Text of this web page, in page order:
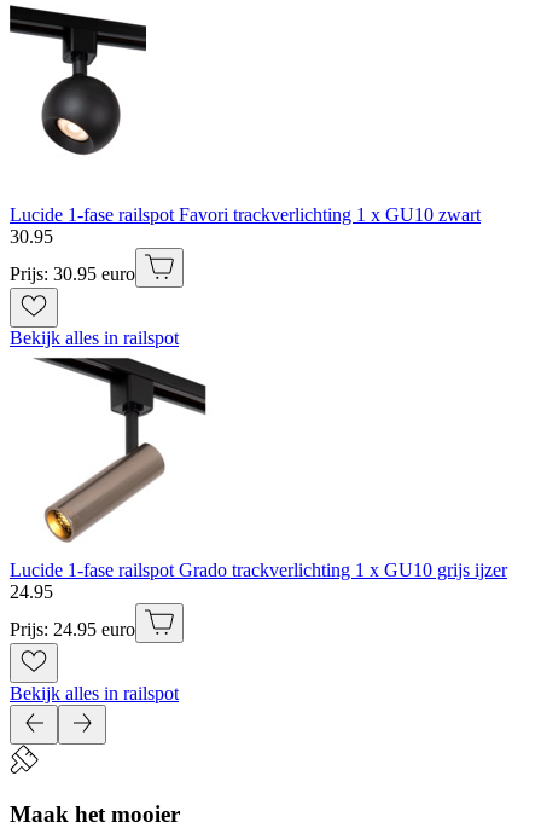
Lucide 1-fase railspot Favori trackverlichting 1 x GU10 zwart
30.95
Prijs: 30.95 euro
Bekijk alles in railspot
Lucide 1-fase railspot Grado trackverlichting 1 x GU10 grijs ijzer
24.95
Prijs: 24.95 euro
Bekijk alles in railspot
Maak het mooier